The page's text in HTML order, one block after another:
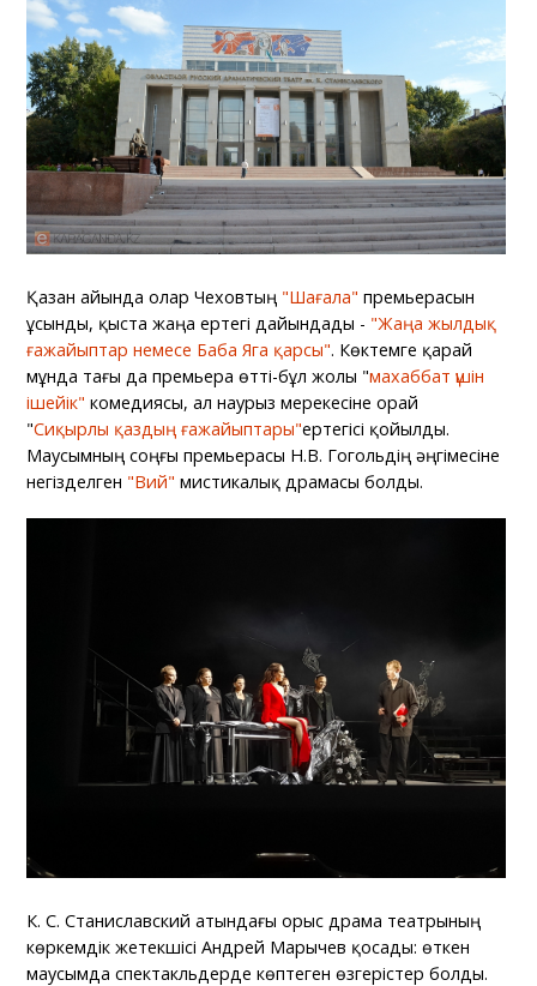
Қазан айында олар Чеховтың "Шағала" премьерасын
ұсынды, қыста жаңа ертегі дайындады - "Жаңа жылдық
ғажайыптар немесе Баба Яга қарсы". Көктемге қарай
мұнда тағы да премьера өтті-бұл жолы "махаббат үшін
ішейік" комедиясы, ал наурыз мерекесіне орай
"Сиқырлы қаздың ғажайыптары"ертегісі қойылды.
Маусымның соңғы премьерасы Н.В. Гогольдің әңгімесіне
негізделген "Вий" мистикалық драмасы болды.
К. С. Станиславский атындағы орыс драма театрының
көркемдік жетекшісі Андрей Марычев қосады: өткен
маусымда спектакльдерде көптеген өзгерістер болды.